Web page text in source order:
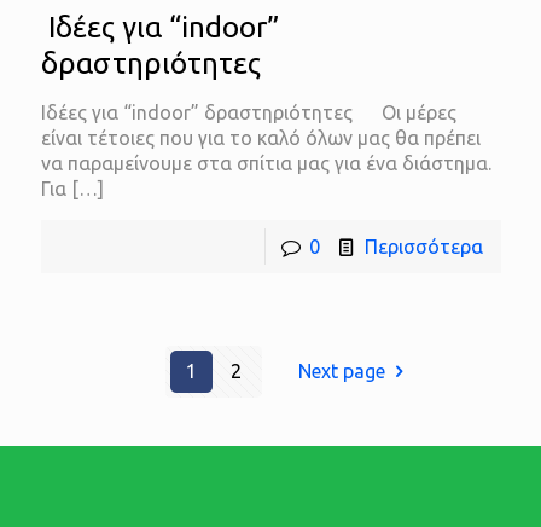
Ιδέες για “indoor”
δραστηριότητες
Ιδέες για “indoor” δραστηριότητες Οι μέρες
είναι τέτοιες που για το καλό όλων μας θα πρέπει
να παραμείνουμε στα σπίτια μας για ένα διάστημα.
Για[…]
0 Περισσότερα
1 2 Next page